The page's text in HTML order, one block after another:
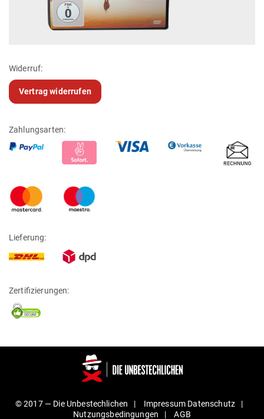
Widerruf:
Vertrag widerrufen
Zahlungsarten:
Lieferung:
Zertifizierungen:
© 2017 — Die Unbestechlichen Impressum Daten­schutz
Nut­zungs­be­din­gungen
AGB